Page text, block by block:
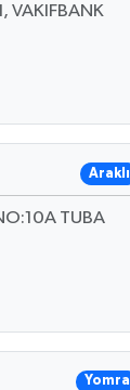
VAKIFBANK
Araklı
TUBA
Yomra